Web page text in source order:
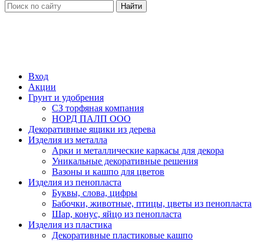
Найти
Вход
Акции
Грунт и удобрения
СЗ торфяная компания
НОРД ПАЛП ООО
Декоративные ящики из дерева
Изделия из металла
Арки и металлические каркасы для декора
Уникальные декоративные решения
Вазоны и кашпо для цветов
Изделия из пенопласта
Буквы, слова, цифры
Бабочки, животные, птицы, цветы из пенопласта
Шар, конус, яйцо из пенопласта
Изделия из пластика
Декоративные пластиковые кашпо